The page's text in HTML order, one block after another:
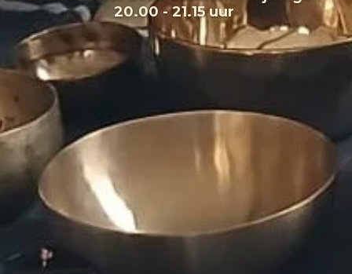
20.00 - 21.15 uur